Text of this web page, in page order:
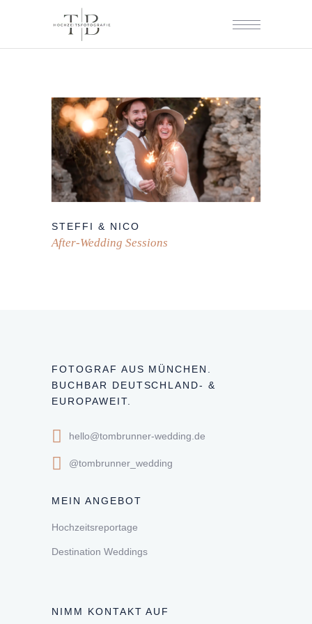
STEFFI & NICO
After-Wedding Sessions
FOTOGRAF AUS MÜNCHEN.
BUCHBAR DEUTSCHLAND- &
EUROPAWEIT.
hello@tombrunner-wedding.de
@tombrunner_wedding
MEIN ANGEBOT
Hochzeitsreportage
Destination Weddings
NIMM KONTAKT AUF